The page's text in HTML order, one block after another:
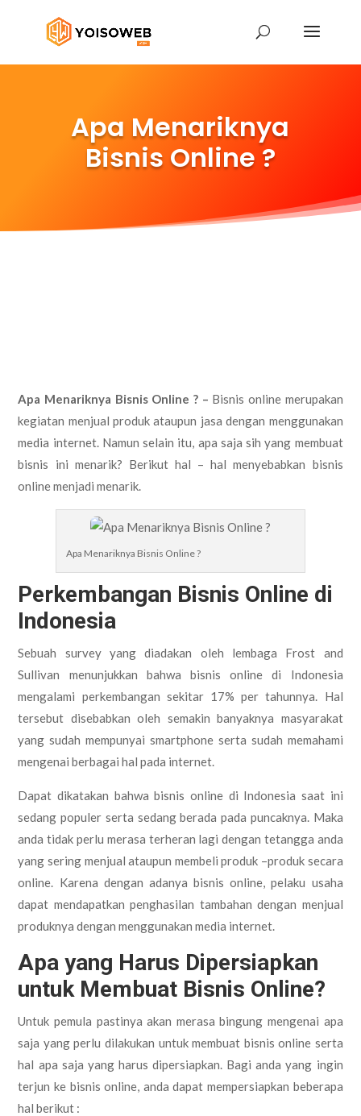
Apa Menariknya
Bisnis Online ?
Apa Menariknya Bisnis Online ? – Bisnis online merupakan
kegiatan menjual produk ataupun jasa dengan menggunakan
media internet. Namun selain itu, apa saja sih yang membuat
bisnis ini menarik? Berikut hal – hal menyebabkan bisnis
online menjadi menarik.
Apa Menariknya Bisnis Online ?
Perkembangan Bisnis Online di
Indonesia
Sebuah survey yang diadakan oleh lembaga Frost and
Sullivan menunjukkan bahwa bisnis online di Indonesia
mengalami perkembangan sekitar 17% per tahunnya. Hal
tersebut disebabkan oleh semakin banyaknya masyarakat
yang sudah mempunyai smartphone serta sudah memahami
mengenai berbagai hal pada internet.
Dapat dikatakan bahwa bisnis online di Indonesia saat ini
sedang populer serta sedang berada pada puncaknya. Maka
anda tidak perlu merasa terheran lagi dengan tetangga anda
yang sering menjual ataupun membeli produk –produk secara
online. Karena dengan adanya bisnis online, pelaku usaha
dapat mendapatkan penghasilan tambahan dengan menjual
produknya dengan menggunakan media internet.
Apa yang Harus Dipersiapkan
untuk Membuat Bisnis Online?
Untuk pemula pastinya akan merasa bingung mengenai apa
saja yang perlu dilakukan untuk membuat bisnis online serta
hal apa saja yang harus dipersiapkan. Bagi anda yang ingin
terjun ke bisnis online, anda dapat mempersiapkan beberapa
hal berikut :